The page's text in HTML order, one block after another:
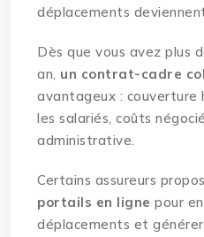
déplacements
Dès que vous avez plus
an, un contrat-cadre
avantageux : couverture
les salariés, coûts
administrative.
Certains assureurs
portails en ligne pour
déplacements et